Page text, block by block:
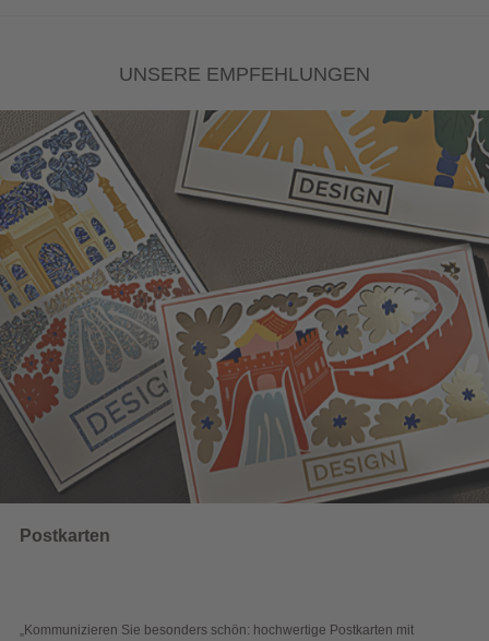
UNSERE EMPFEHLUNGEN
schön: hochwertige Postkarten mit
„Sichtbar und